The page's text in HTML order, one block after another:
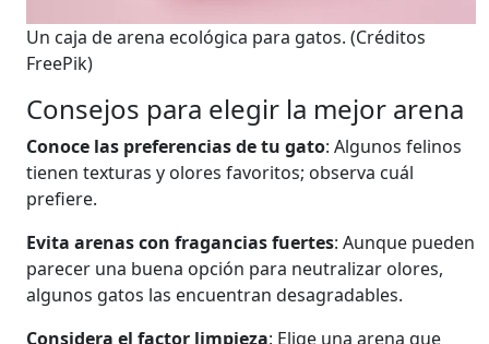
Un caja de arena ecológica para gatos. (Créditos
FreePik)
Consejos para elegir la mejor arena
Conoce las preferencias de tu gato: Algunos felinos
tienen texturas y olores favoritos; observa cuál
prefiere.
Evita arenas con fragancias fuertes: Aunque pueden
parecer una buena opción para neutralizar olores,
algunos gatos las encuentran desagradables.
Considera el factor limpieza: Elige una arena que